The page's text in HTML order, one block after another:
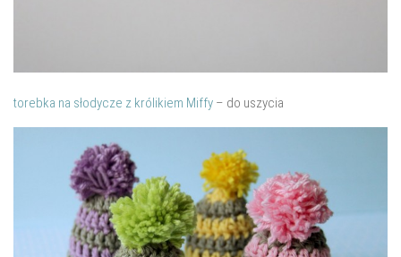
torebka na słodycze z królikiem Miffy – do uszycia